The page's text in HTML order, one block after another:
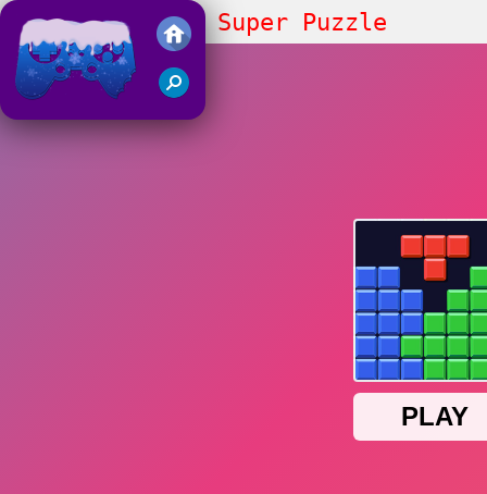
Juegos Friv 2018
Block Master - Super Puzzle